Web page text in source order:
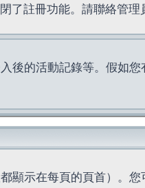
註冊功能。請聯絡管理
後的活動記錄等。假如
顯示在每頁的頁首）。您